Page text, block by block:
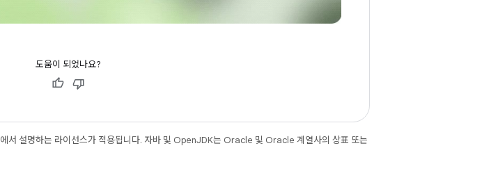
도움이 되었나요?
에서 설명하는 라이선스가 적용됩니다. 자바 및 OpenJDK는 Oracle 및 Oracle 계열사의 상표 또는